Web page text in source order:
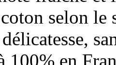
selon
100% en